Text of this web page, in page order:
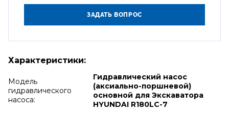
Характеристики:
Модель
гидравлического
насоса:
Гидравлический насос
(аксиально-поршневой)
основной для Экскаватора
HYUNDAI R180LC-7